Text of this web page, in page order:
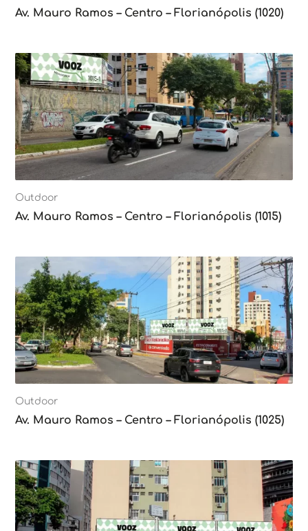
Av. Mauro Ramos – Centro – Florianópolis (1020)
Outdoor
Av. Mauro Ramos – Centro – Florianópolis (1015)
Outdoor
Av. Mauro Ramos – Centro – Florianópolis (1025)